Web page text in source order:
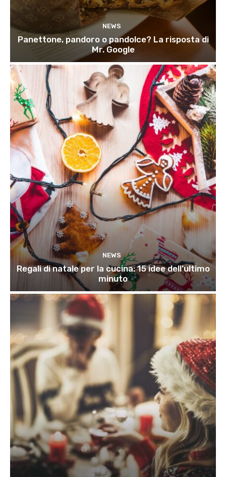
NEWS
Panettone, pandoro o pandolce? La risposta di
Mr. Google
NEWS
Regali di natale per la cucina: 15 idee dell’ultimo
minuto